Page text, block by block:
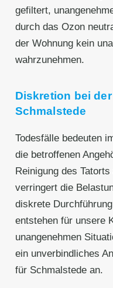
gefiltert,
durch das Ozon
der Wohnung kein
wahrzunehmen.
Diskretion bei
Schmalstede
Todesfälle bedeuten
die betroffenen
Reinigung des
verringert die
diskrete
entstehen für unsere
unangenehmen
ein unverbindliches
für Schmalstede an.